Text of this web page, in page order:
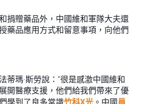
贈藥品外，中國維和軍隊大夫還
藥品應用方式和留意事項，向他們
瑪·斯勞說：“很是感激中國維和
開醫療支援，他們給我們帶來了優